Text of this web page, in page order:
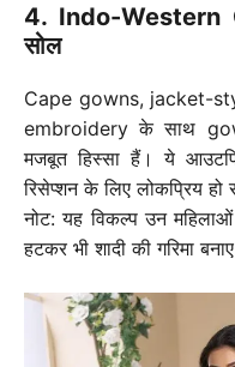
4. Indo-Western
सोल
Cape gowns, jacket-
embroidery के साथ
मजबूत हिस्सा हैं। ये
रिसेप्शन के लिए लोकप्रिय हो
नोट: यह विकल्प उन
हटकर भी शादी की गरिमा